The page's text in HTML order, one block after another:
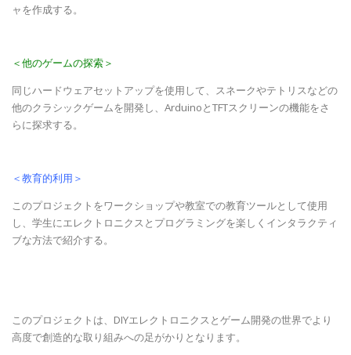
ャを作成する。
＜他のゲームの探索＞
同じハードウェアセットアップを使用して、スネークやテトリスなどの
他のクラシックゲームを開発し、ArduinoとTFTスクリーンの機能をさ
らに探求する。
＜教育的利用＞
このプロジェクトをワークショップや教室での教育ツールとして使用
し、学生にエレクトロニクスとプログラミングを楽しくインタラクティ
ブな方法で紹介する。
このプロジェクトは、DIYエレクトロニクスとゲーム開発の世界でより
高度で創造的な取り組みへの足がかりとなります。